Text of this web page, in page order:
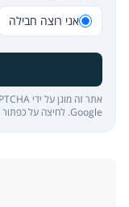
אני רוצה חבילה
אתר זה מוגן על ידי reCAPTCHA וחלים
Google. לחיצה על כפתור "שליחה" מהווה הסכמה ל